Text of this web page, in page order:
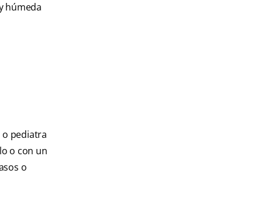
húmeda
o pediatra
o con un
o